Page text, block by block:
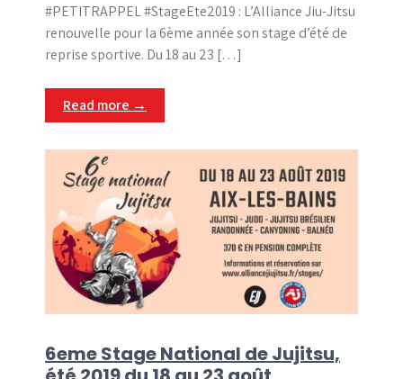
#PETITRAPPEL #StageEte2019 : L’Alliance Jiu-Jitsu
renouvelle pour la 6ème année son stage d’été de
reprise sportive. Du 18 au 23 […]
Read more →
6eme Stage National de Jujitsu,